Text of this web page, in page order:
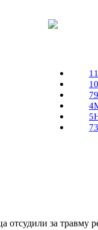
79
4
5
отсудили за травму